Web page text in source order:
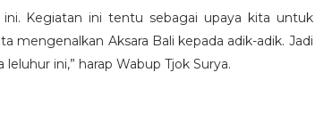
Kegiatan ini tentu sebagai upaya kita untuk
mengenalkan Aksara Bali kepada adik-adik. Jadi
ini,” harap Wabup Tjok Surya.